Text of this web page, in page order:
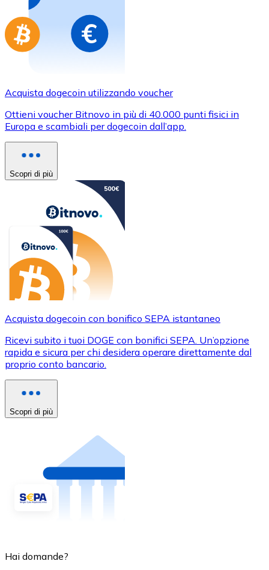
Vai al negozio di carte regalo
Acquista dogecoin utilizzando voucher
Ottieni voucher Bitnovo in più di 40.000 punti fisici in
Europa e scambiali per dogecoin dall’app.
Scopri di più
Acquista dogecoin con bonifico SEPA istantaneo
Ricevi subito i tuoi DOGE con bonifici SEPA. Un’opzione
rapida e sicura per chi desidera operare direttamente dal
proprio conto bancario.
Scopri di più
Hai domande?